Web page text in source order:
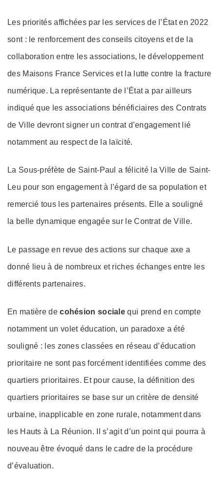
Les priorités affichées par les services de l’État en 2022
sont : le renforcement des conseils citoyens et de la
collaboration entre les associations, le développement
des Maisons France Services et la lutte contre la fracture
numérique. La représentante de l’État a par ailleurs
indiqué que les associations bénéficiaires des Contrats
de Ville devront signer un contrat d’engagement lié
notamment au respect de la laïcité.
La Sous-préfète de Saint-Paul a félicité la Ville de Saint-
Leu pour son engagement à l’égard de sa population et
remercié tous les partenaires présents. Elle a souligné
la belle dynamique engagée sur le Contrat de Ville.
Le passage en revue des actions sur chaque axe a
donné lieu à de nombreux et riches échanges entre les
différents partenaires.
En matière decohésion socialequi prend en compte
notamment un volet éducation, un paradoxe a été
souligné : les zones classées en réseau d’éducation
prioritaire ne sont pas forcément identifiées comme des
quartiers prioritaires. Et pour cause, la définition des
quartiers prioritaires se base sur un critère de densité
urbaine, inapplicable en zone rurale, notamment dans
les Hauts à La Réunion. Il s’agit d’un point qui pourra à
nouveau être évoqué dans le cadre de la procédure
d’évaluation.